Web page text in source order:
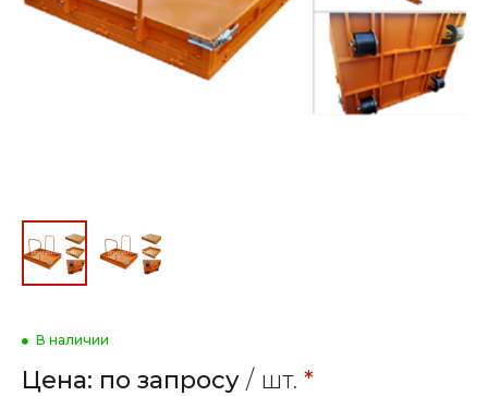
В наличии
Цена: по запросу / шт. *